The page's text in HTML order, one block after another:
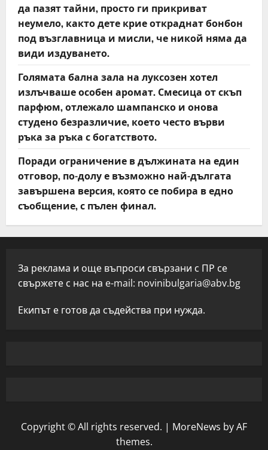
да пазят тайни, просто ги прикриват
неумело, както дете крие откраднат бонбон
под възглавница и мисли, че никой няма да
види издуването.
Голямата бална зала на луксозен хотел
излъчваше особен аромат. Смесица от скъп
парфюм, отлежало шампанско и онова
студено безразличие, което често върви
ръка за ръка с богатството.
Поради ограничение в дължината на един
отговор, по-долу е възможно най-дългата
завършена версия, която се побира в едно
съобщение, с пълен финал.
За реклама и още въпроси свързани с ПР се
свържете с нас на e-mail: novinibulgaria@abv.bg
Екипът е готов да съдейства при нужда.
Copyright © All rights reserved. | MoreNews by AF
themes.